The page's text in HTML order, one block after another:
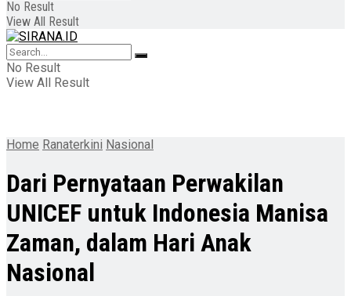
No Result
View All Result
No Result
View All Result
Home Ranaterkini Nasional
Dari Pernyataan Perwakilan
UNICEF untuk Indonesia Manisa
Zaman, dalam Hari Anak
Nasional